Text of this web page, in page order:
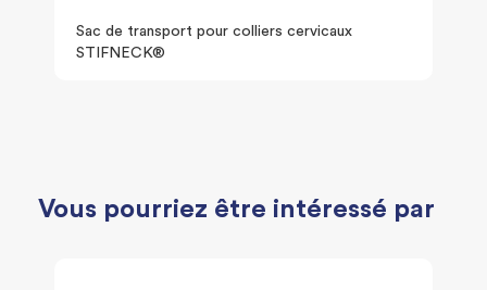
Sac de transport pour colliers cervicaux
STIFNECK®
Vous pourriez être intéressé par